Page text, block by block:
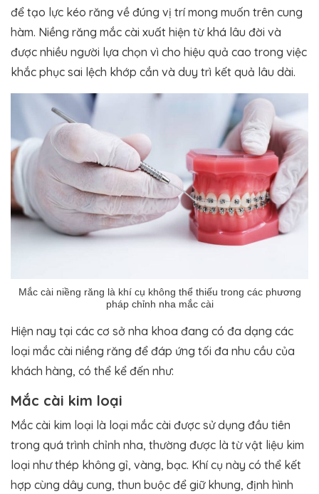
để tạo lực kéo răng về đúng vị trí mong muốn trên cung
hàm. Niềng răng mắc cài xuất hiện từ khá lâu đời và
được nhiều người lựa chọn vì cho hiệu quả cao trong việc
khắc phục sai lệch khớp cắn và duy trì kết quả lâu dài.
Mắc cài niềng răng là khí cụ không thể thiếu trong các phương
pháp chỉnh nha mắc cài
Hiện nay tại các cơ sở nha khoa đang có đa dạng các
loại mắc cài niềng răng để đáp ứng tối đa nhu cầu của
khách hàng, có thể kể đến như:
Mắc cài kim loại
Mắc cài kim loại là loại mắc cài được sử dụng đầu tiên
trong quá trình chỉnh nha, thường được là từ vật liệu kim
loại như thép không gỉ, vàng, bạc. Khí cụ này có thể kết
hợp cùng dây cung, thun buộc để giữ khung, định hình